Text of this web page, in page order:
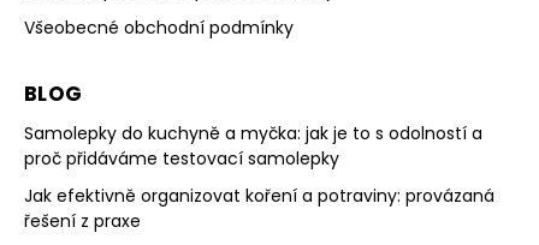
Všeobecné obchodní podmínky
BLOG
Samolepky do kuchyně a myčka: jak je to s odolností a
proč přidáváme testovací samolepky
Jak efektivně organizovat koření a potraviny: provázaná
řešení z praxe